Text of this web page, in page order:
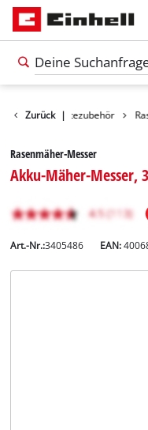
Zurück |
Gartengerätezubehör
Rasenmäher-Messer
Akku-Mäher-Messer,
Art.-Nr.:3405486 EAN: